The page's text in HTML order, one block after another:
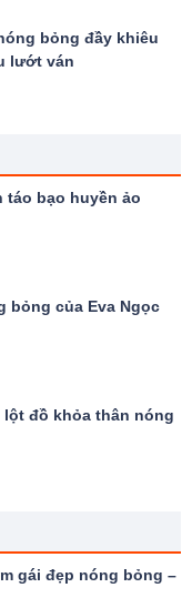
bỏng đầy khiêu
lướt ván
táo bạo huyền ảo
bỏng của Eva Ngọc
đồ khỏa thân nóng
gái đẹp nóng bỏng –